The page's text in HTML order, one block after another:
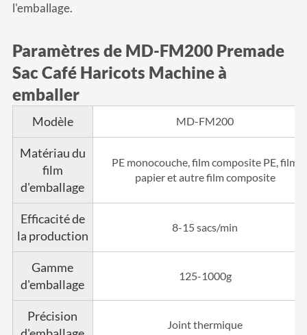
l'emballage.
Paramètres de MD-FM200 Premade
Sac Café Haricots Machine à
emballer
Modèle MD-FM200
Matériau du
film
d'emballage
PE monocouche, film composite PE, film
papier et autre film composite
Efficacité de
la production
8-15 sacs/min
Gamme
d'emballage
125-1000g
Précision
Joint thermique